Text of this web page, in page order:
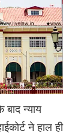
न्याय
ने हाल ही